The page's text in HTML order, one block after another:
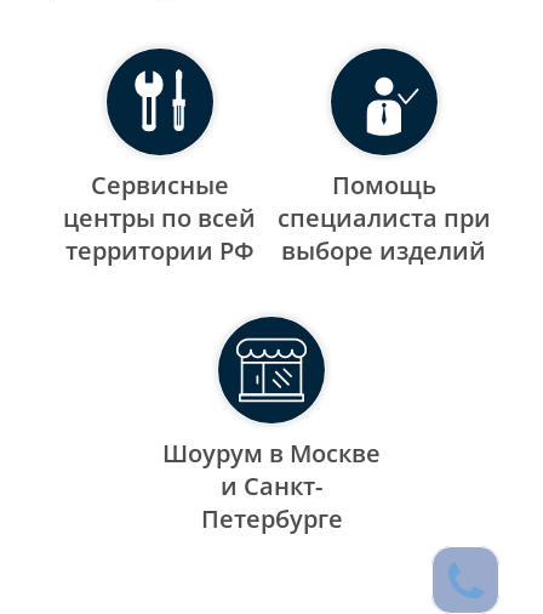
Сервисные
центры по всей
территории РФ
Помощь
специалиста при
выборе изделий
Шоурум в Москве
и Санкт-
Петербурге